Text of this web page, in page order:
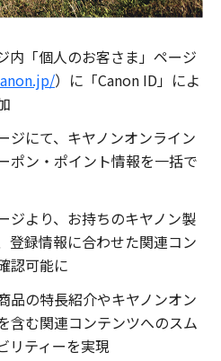
内「個人のお客さま」ページ
）に「Canon ID」によ
ジにて、キヤノンオンライン
ポン・ポイント情報を一括で
ジより、お持ちのキヤノン製
登録情報に合わせた関連コン
認可能に
品の特長紹介やキヤノンオン
含む関連コンテンツへのスム
リティーを実現